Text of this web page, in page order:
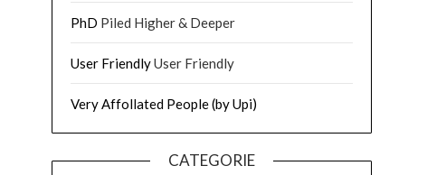
PhD Piled Higher & Deeper
User FriendlyUser Friendly
Very Affollated People (by Upi)
CATEGORIE